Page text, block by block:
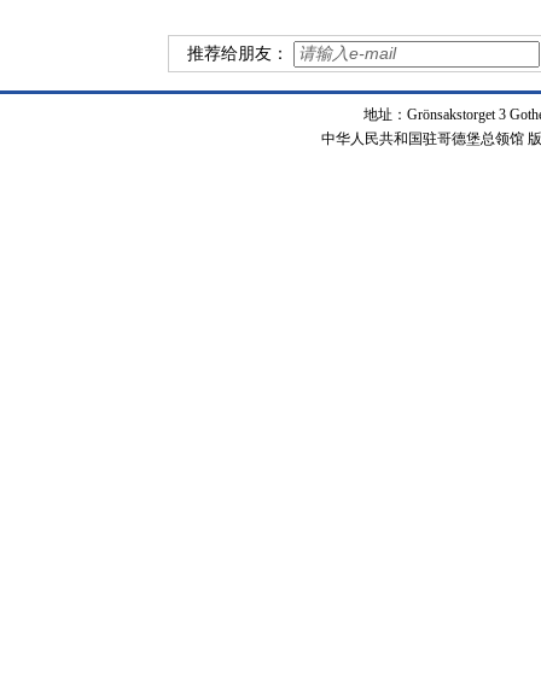
推荐给朋友：
地址：Grönsakstorget 3
中华人民共和国驻哥德堡总领馆